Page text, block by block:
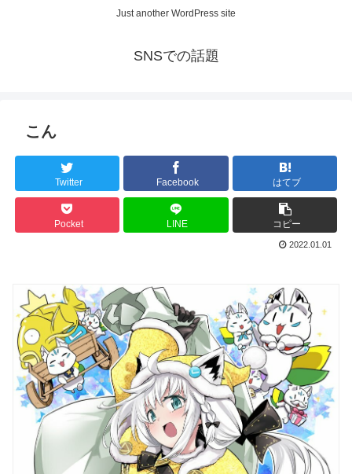
Just another WordPress site
SNSでの話題
こん
Twitter Facebook はてブ
Pocket LINE コピー
2022.01.01